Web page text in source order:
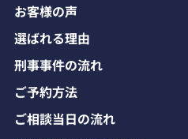
お客様の声
選ばれる理由
刑事事件の流れ
ご予約方法
ご相談当日の流れ